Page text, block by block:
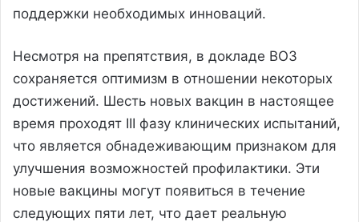
поддержки необходимых инноваций.
Несмотря на препятствия, в докладе ВОЗ
сохраняется оптимизм в отношении некоторых
достижений. Шесть новых вакцин в настоящее
время проходят III фазу клинических испытаний,
что является обнадеживающим признаком для
улучшения возможностей профилактики. Эти
новые вакцины могут появиться в течение
следующих пяти лет, что дает реальную